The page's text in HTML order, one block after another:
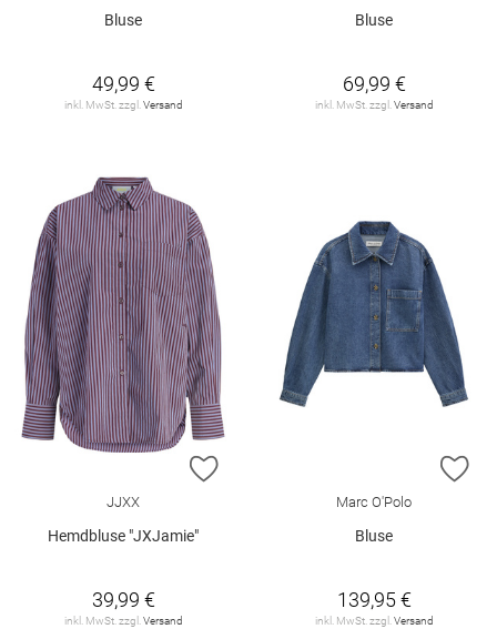
Bluse
49,99 €
inkl. MwSt. zzgl. Versand
Bluse
69,99 €
inkl. MwSt. zzgl. Versand
ZUR WUNSCHLISTE HINZUFÜGEN
JJXX
Hemdbluse "JXJamie"
39,99 €
inkl. MwSt. zzgl.Versand
Marc O'Polo
Bluse
139,95 €
inkl. MwSt. zzgl.Versand